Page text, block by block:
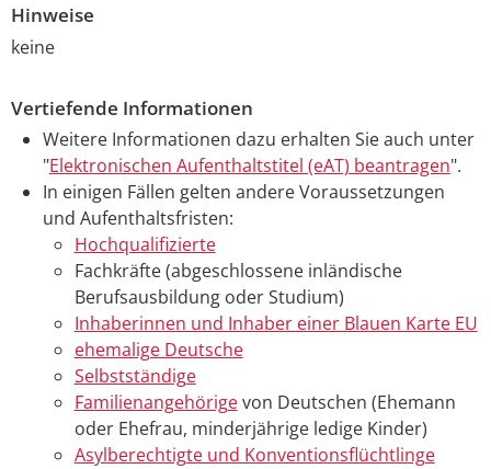
Hinweise
keine
Vertiefende Informationen
Weitere Informationen dazu erhalten Sie auch unter
"Elektronischen Aufenthaltstitel (eAT) beantragen".
In einigen Fällen gelten andere Voraussetzungen
und Aufenthaltsfristen:
Hochqualifizierte
Fachkräfte (abgeschlossene inländische
Berufsausbildung oder Studium)
Inhaberinnen und Inhaber einer Blauen Karte EU
ehemalige Deutsche
Selbstständige
Familienangehörigevon Deutschen (Ehemann
oder Ehefrau, minderjährige ledige Kinder)
Asylberechtigte und Konventionsflüchtlinge